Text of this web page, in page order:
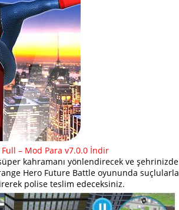
– Mod Para v7.0.0 İndir
kahramanı yönlendirecek ve şehrinizde
Hero Future Battle oyununda suçlularla
polise teslim edeceksiniz.